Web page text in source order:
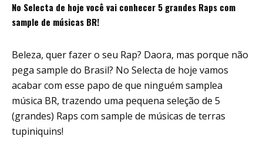
No Selecta de hoje você vai conhecer 5 grandes Raps com
sample de músicas BR!
Beleza, quer fazer o seu Rap? Daora, mas porque não
pega sample do Brasil? No Selecta de hoje vamos
acabar com esse papo de que ninguém samplea
música BR, trazendo uma pequena seleção de 5
(grandes) Raps com sample de músicas de terras
tupiniquins!